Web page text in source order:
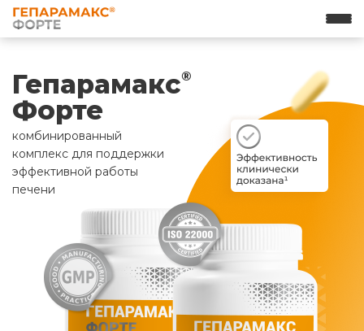
Гепарамакс®
Форте
комбинированный
комплекс для поддержки
эффективной работы
печени